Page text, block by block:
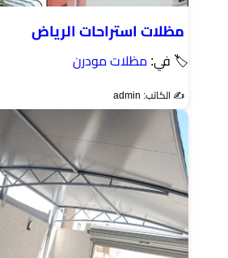
مظلات استراحات الرياض
🏷 في: مظلات مودرن
✍️ الكاتب: admin